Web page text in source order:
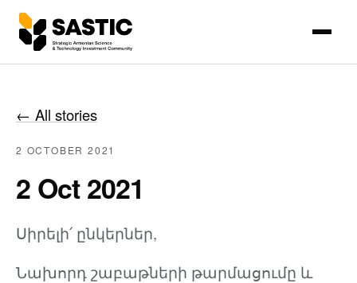
← All stories
2 OCTOBER 2021
2 Oct 2021
Սիրելի՛ ընկերներ,
Նախորդ շաբաթների թարմացումը և